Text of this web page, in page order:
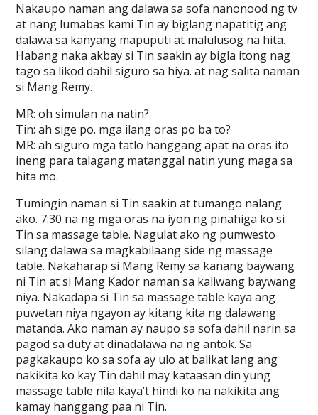
Nakaupo naman ang dalawa sa sofa nanonood ng tv
at nang lumabas kami Tin ay biglang napatitig ang
dalawa sa kanyang mapuputi at malulusog na hita.
Habang naka akbay si Tin saakin ay bigla itong nag
tago sa likod dahil siguro sa hiya. at nag salita naman
si Mang Remy.
MR: oh simulan na natin?
Tin: ah sige po. mga ilang oras po ba to?
MR: ah siguro mga tatlo hanggang apat na oras ito
ineng para talagang matanggal natin yung maga sa
hita mo.
Tumingin naman si Tin saakin at tumango nalang
ako. 7:30 na ng mga oras na iyon ng pinahiga ko si
Tin sa massage table. Nagulat ako ng pumwesto
silang dalawa sa magkabilaang side ng massage
table. Nakaharap si Mang Remy sa kanang baywang
ni Tin at si Mang Kador naman sa kaliwang baywang
niya. Nakadapa si Tin sa massage table kaya ang
puwetan niya ngayon ay kitang kita ng dalawang
matanda. Ako naman ay naupo sa sofa dahil narin sa
pagod sa duty at dinadalawa na ng antok. Sa
pagkakaupo ko sa sofa ay ulo at balikat lang ang
nakikita ko kay Tin dahil may kataasan din yung
massage table nila kaya’t hindi ko na nakikita ang
kamay hanggang paa ni Tin.